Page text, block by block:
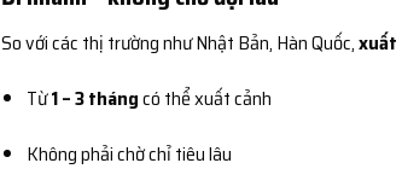
So với các thị trường như Nhật Bản, Hàn Quốc,xuất
Từ1 – 3 thángcó thể xuất cảnh
Không phải chờ chỉ tiêu lâu